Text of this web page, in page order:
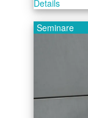
Details
Seminare